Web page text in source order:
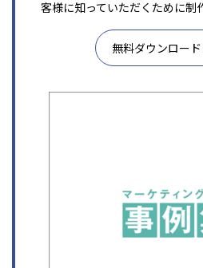
客様に知っていただくために制
無料ダウンロー